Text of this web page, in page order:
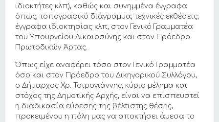
ιδιοκτήτες κλπ), καθώς και συνημμένα έγγραφα
όπως, τοπογραφικό διάγραμμα, τεχνικές εκθέσεις,
έγγραφα ιδιοκτησίας κλπ, στον Γενικό Γραμματέα
του Υπουργείου Δικαιοσύνης και στον Πρόεδρο
Πρωτοδικών Άρτας.
Όπως είχε αναφέρει τόσο στον Γενικό Γραμματέα
όσο και στον Πρόεδρο του Δικηγορικού Συλλόγου,
ο Δήμαρχος Χρ. Τσιρογιάννης, κύριο μέλημα και
στόχος της Δημοτικής Αρχής, είναι να επισπευστεί
η διαδικασία εύρεσης της βέλτιστης θέσης,
προκειμένου η πόλη μας να αποκτήσει άμεσα το